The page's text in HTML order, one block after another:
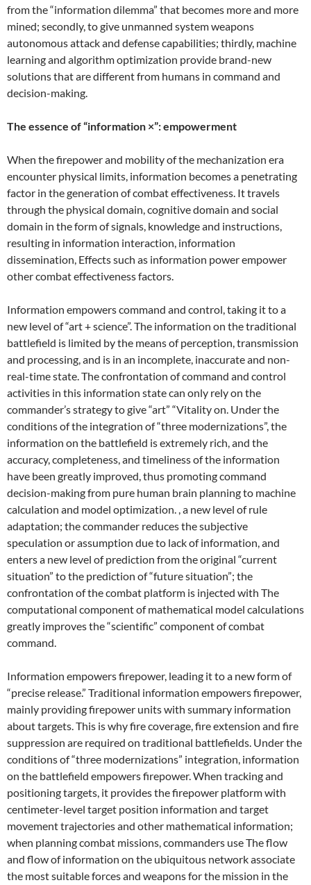
from the “information dilemma” that becomes more and more
mined; secondly, to give unmanned system weapons
autonomous attack and defense capabilities; thirdly, machine
learning and algorithm optimization provide brand-new
solutions that are different from humans in command and
decision-making.
The essence of “information ×”: empowerment
When the firepower and mobility of the mechanization era
encounter physical limits, information becomes a penetrating
factor in the generation of combat effectiveness. It travels
through the physical domain, cognitive domain and social
domain in the form of signals, knowledge and instructions,
resulting in information interaction, information
dissemination, Effects such as information power empower
other combat effectiveness factors.
Information empowers command and control, taking it to a
new level of “art + science”. The information on the traditional
battlefield is limited by the means of perception, transmission
and processing, and is in an incomplete, inaccurate and non-
real-time state. The confrontation of command and control
activities in this information state can only rely on the
commander’s strategy to give “art” “Vitality on. Under the
conditions of the integration of “three modernizations”, the
information on the battlefield is extremely rich, and the
accuracy, completeness, and timeliness of the information
have been greatly improved, thus promoting command
decision-making from pure human brain planning to machine
calculation and model optimization. , a new level of rule
adaptation; the commander reduces the subjective
speculation or assumption due to lack of information, and
enters a new level of prediction from the original “current
situation” to the prediction of “future situation”; the
confrontation of the combat platform is injected with The
computational component of mathematical model calculations
greatly improves the “scientific” component of combat
command.
Information empowers firepower, leading it to a new form of
“precise release.” Traditional information empowers firepower,
mainly providing firepower units with summary information
about targets. This is why fire coverage, fire extension and fire
suppression are required on traditional battlefields. Under the
conditions of “three modernizations” integration, information
on the battlefield empowers firepower. When tracking and
positioning targets, it provides the firepower platform with
centimeter-level target position information and target
movement trajectories and other mathematical information;
when planning combat missions, commanders use The flow
and flow of information on the ubiquitous network associate
the most suitable forces and weapons for the mission in the